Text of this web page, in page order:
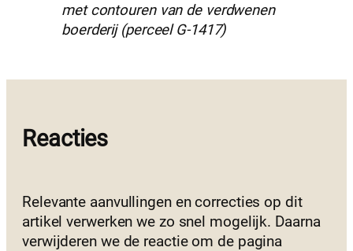
met contouren van de verdwenen
boerderij (perceel G-1417)
Reacties
Relevante aanvullingen en correcties op dit
artikel verwerken we zo snel mogelijk. Daarna
verwijderen we de reactie om de pagina